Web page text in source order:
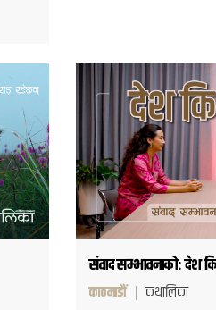
संवाद सम्भावनाको: देश
काठमाडौं कथालिका